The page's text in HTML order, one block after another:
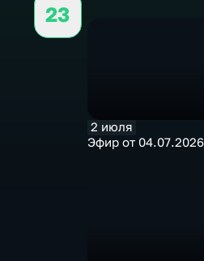
23
2 июля
Эфир от 04.07.2026